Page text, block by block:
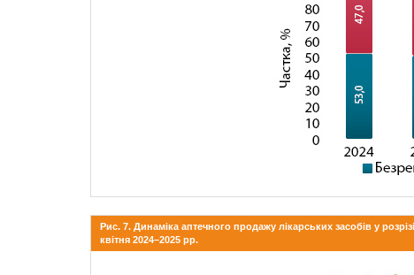
Рис. 7. Динаміка аптечного продажу лікарських засобів у
квітня 2024–2025 рр.